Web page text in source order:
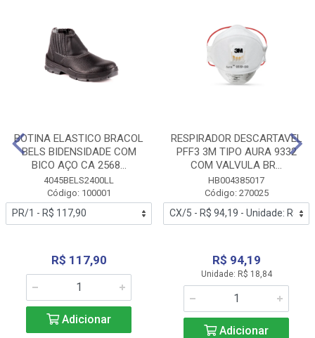
BOTINA ELASTICO BRACOL
BELS BIDENSIDADE COM
BICO AÇO CA 2568...
4045BELS2400LL
Código: 100001
R$ 117,90
Adicionar
RESPIRADOR DESCARTAVEL
PFF3 3M TIPO AURA 9332
COM VALVULA BR...
HB004385017
Código: 270025
R$ 94,19
Unidade: R$ 18,84
Adicionar